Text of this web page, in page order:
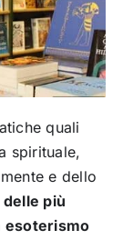
quali
spirituale,
e dello
delle più
esoterismo